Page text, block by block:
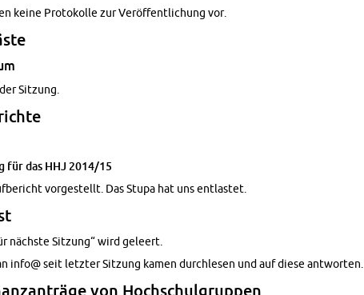
keine Pro­tokolle zur Veröffentlichung vor.
Sitzung.
für das HHJ 2014/15
vorgestellt. Das Stupa hat uns ent­lastet.
nächste Sitzung“ wird geleert.
info@ seit let­zter Sitzung kamen durch­le­sen und auf diese antworten.